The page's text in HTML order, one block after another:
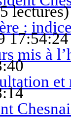
lectures
:
17:54:24
mis à